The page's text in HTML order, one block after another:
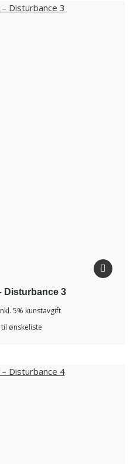
Disturbance 3
5% kunstavgift
til ønskeliste